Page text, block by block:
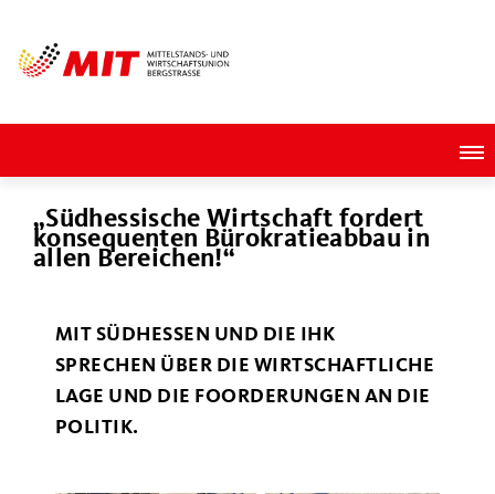
Südhessische Wirtschaft fordert
konsequenten Bürokratieabbau in
allen Bereichen!“
MIT SÜDHESSEN UND DIE IHK
SPRECHEN ÜBER DIE WIRTSCHAFTLICHE
LAGE UND DIE FOORDERUNGEN AN DIE
POLITIK.